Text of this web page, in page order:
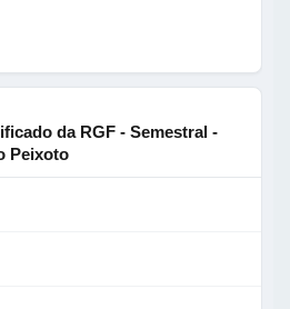
da RGF - Semestral -
Peixoto